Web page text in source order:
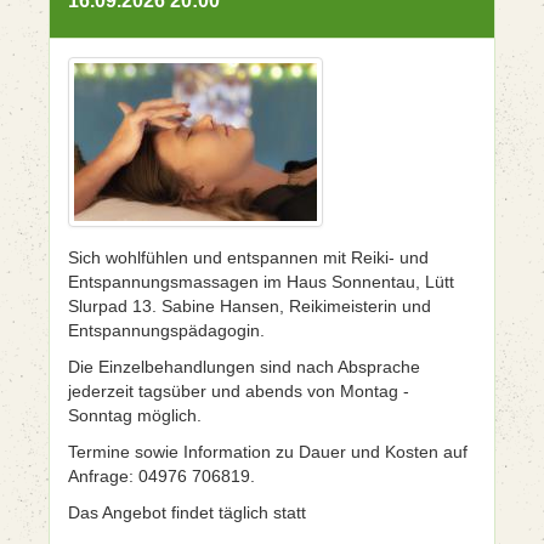
Sich wohlfühlen und entspannen mit Reiki- und
Entspannungsmassagen im Haus Sonnentau, Lütt
Slurpad 13. Sabine Hansen, Reikimeisterin und
Entspannungspädagogin.
Die Einzelbehandlungen sind nach Absprache
jederzeit tagsüber und abends von Montag -
Sonntag möglich.
Termine sowie Information zu Dauer und Kosten auf
Anfrage: 04976 706819.
Das Angebot findet täglich statt